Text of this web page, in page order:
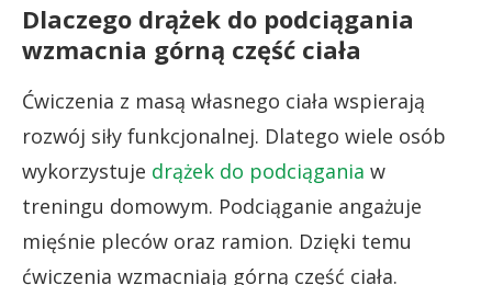
Dlaczego drążek do podciągania
wzmacnia górną część ciała
Ćwiczenia z masą własnego ciała wspierają
rozwój siły funkcjonalnej. Dlatego wiele osób
wykorzystuje drążek do podciągania w
treningu domowym. Podciąganie angażuje
mięśnie pleców oraz ramion. Dzięki temu
ćwiczenia wzmacniają górną część ciała.